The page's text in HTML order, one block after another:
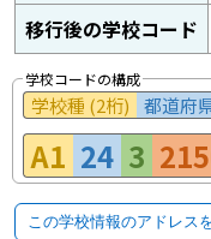
移行後の学校コード
学校コードの構成
学校種 (2桁) 都道府
A1 24 3
この学校情報のアドレス